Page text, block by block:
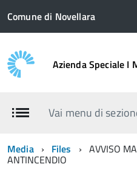
Comune di Novellara
Azienda Speciale I
Vai menu di
Media Files AVVISO
ANTINCENDIO